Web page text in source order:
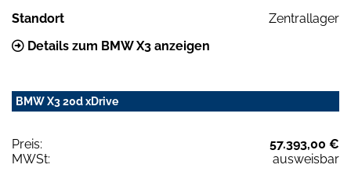
Standort
Zentrallager
Details zum BMW X3 anzeigen
BMW X3 20d xDrive
Preis:
57.393,00 €
MWSt:
ausweisbar